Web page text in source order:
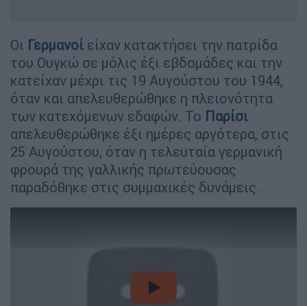
Οι Γερμανοί είχαν κατακτήσει την πατρίδα
του Ουγκώ σε μόλις έξι εβδομάδες και την
κατείχαν μέχρι τις 19 Αυγούστου του 1944,
όταν και απελευθερώθηκε η πλειονότητα
των κατεχόμενων εδαφών. Το Παρίσι
απελευθερώθηκε έξι ημέρες αργότερα, στις
25 Αυγούστου, όταν η τελευταία γερμανική
φρουρά της γαλλικής πρωτεύουσας
παραδόθηκε στις συμμαχικές δυνάμεις.
video